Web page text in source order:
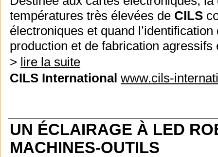
températures très élevées de CILS
électroniques et quand
production et de fabrication agressifs
> lire la suite
CILS International www.cils-
UN ÉCLAIRAGE À LED
MACHINES-OUTILS